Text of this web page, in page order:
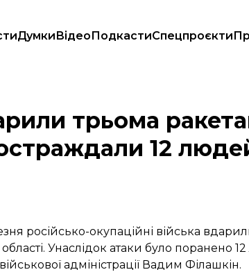
ДумкиВідеоПодкастиСпецпроєкти
— постраждали 12 людей (ОНОВЛЕНО)
трьома
12
російсько-окупаційні війська
Унаслідок атаки було поранено
адміністрації Вадим Філашкін.